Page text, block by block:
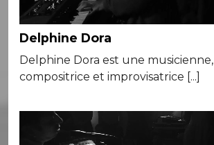
Delphine Dora
Delphine Dora est une musicienne,
compositrice et improvisatrice [...]